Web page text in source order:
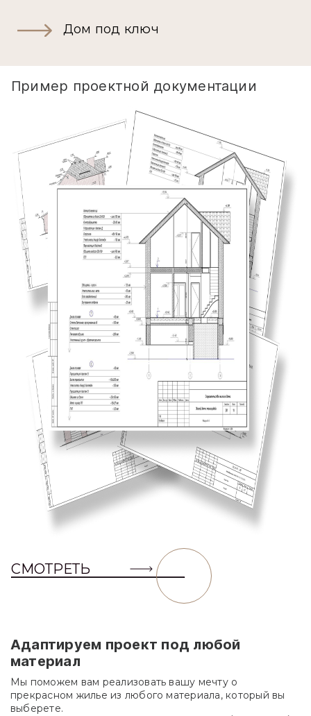
Дом под ключ
Пример проектной документации
СМОТРЕТЬ
Адаптируем проект под любой
материал
Мы поможем вам реализовать вашу мечту о
прекрасном жилье из любого материала, который вы
выберете.